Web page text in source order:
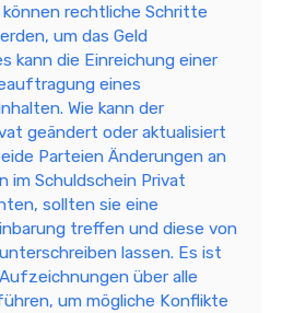
rechtliche Schritte
um das Geld
kann die Einreichung einer
eines
Wie kann der
geändert oder aktualisiert
Parteien Änderungen an
im Schuldschein Privat
sollten sie eine
treffen und diese von
lassen. Es ist
über alle
um mögliche Konflikte